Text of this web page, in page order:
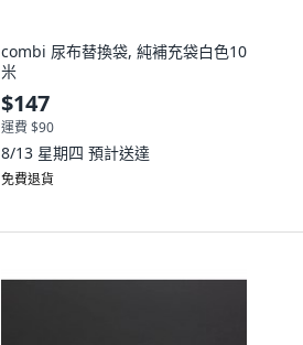
combi 尿布替換袋, 純補充袋白色10
米
$147
運費 $90
8/13 星期四 預計送達
免費退貨